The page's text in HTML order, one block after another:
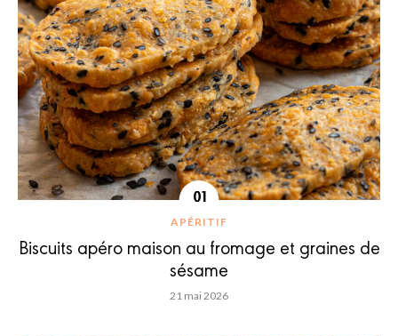
APÉRITIF
Biscuits apéro maison au fromage et graines de
sésame
21 mai 2026